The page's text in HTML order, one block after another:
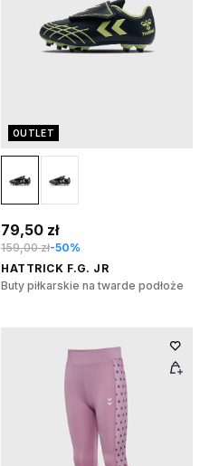
OUTLET
79,50 zł
159,00 zł-50%
HATTRICK F.G. JR
Buty piłkarskie na twarde podłoże